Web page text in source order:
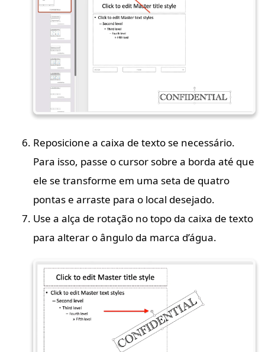
Reposicione a caixa de texto se necessário.
Para isso, passe o cursor sobre a borda até que
ele se transforme em uma seta de quatro
pontas e arraste para o local desejado.
Use a alça de rotação no topo da caixa de texto
para alterar o ângulo da marca d’água.